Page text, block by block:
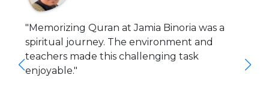
"Memorizing Quran at Jamia Binoria was a
spiritual journey. The environment and
teachers made this challenging task
enjoyable."